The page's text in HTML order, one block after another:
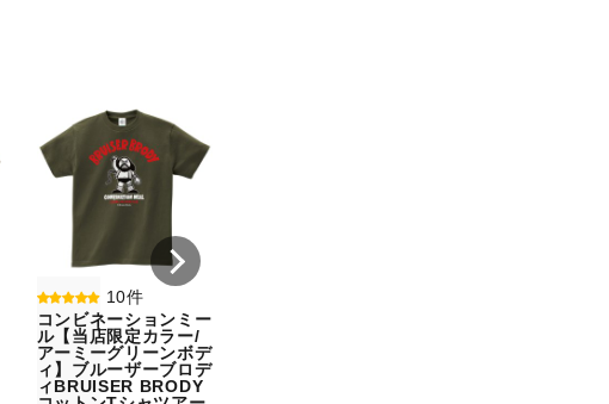
10件
コンビネーションミー
ル【当店限定カラー/
アーミーグリーンボデ
ィ】ブルーザーブロデ
ィBRUISER BRODY